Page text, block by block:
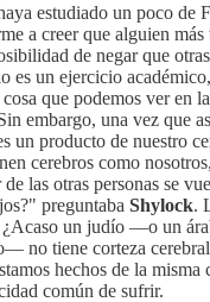
estudiado un poco de
a creer que alguien
de negar que
es un ejercicio
que podemos ver en
embargo, una vez que
un producto de nuestro
cerebros como
las otras personas se
preguntaba Shylock.
¿Acaso un judío —o un
no tiene corteza
hechos de la misma
común de sufrir.